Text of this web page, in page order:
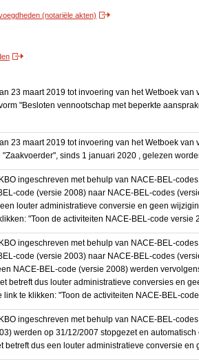
(notariële akten)
23 maart 2019 tot invoering van het Wetboek
"Besloten vennootschap met beperkte
23 maart 2019 tot invoering van het Wetboek
sinds 1 januari 2020 , gelezen
ingeschreven met behulp van NACE-BEL-
code (versie 2008) naar NACE-BEL-codes
louter administratieve conversie en geen
"Toon de activiteiten NACE-BEL-code versie
ingeschreven met behulp van NACE-BEL-
code (versie 2003) naar NACE-BEL-codes
NACE-BEL-code (versie 2008) werden
betreft dus louter administratieve conversies en
te klikken: "Toon de activiteiten NACE-BEL-
ingeschreven met behulp van NACE-BEL-
werden op 31/12/2007 stopgezet en
betreft dus een louter administratieve conversie